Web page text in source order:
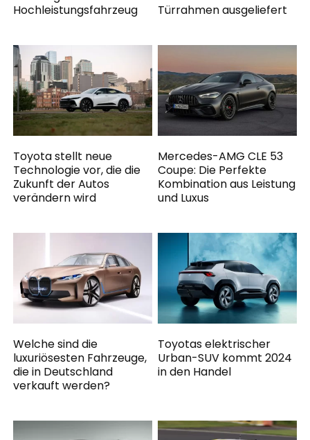
Hochleistungsfahrzeug
Türrahmen ausgeliefert
Toyota stellt neue
Technologie vor, die die
Zukunft der Autos
verändern wird
Mercedes-AMG CLE 53
Coupe: Die Perfekte
Kombination aus Leistung
und Luxus
Welche sind die
luxuriösesten Fahrzeuge,
die in Deutschland
verkauft werden?
Toyotas elektrischer
Urban-SUV kommt 2024
in den Handel